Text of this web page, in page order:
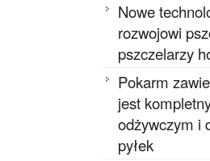
Nowe
rozwojowi
pszczelarzy
Pokarm
jest
odżywczym i
pyłek